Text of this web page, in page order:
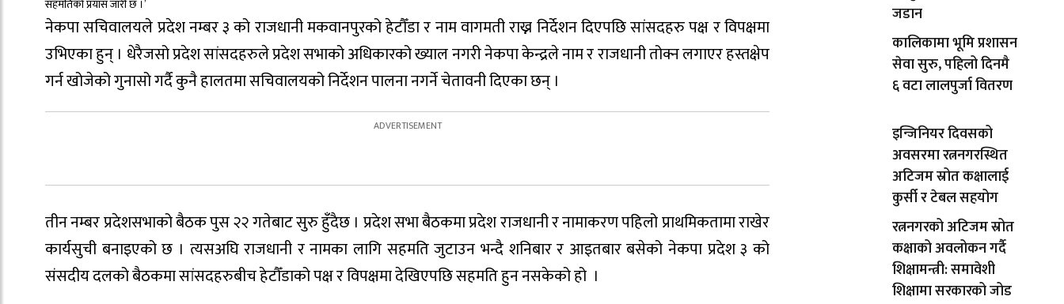
सहमतिको प्रयास जारी छ ।’
नेकपा सचिवालयले प्रदेश नम्बर ३ को राजधानी मकवानपुरको हेटौँडा र नाम वागमती राख्न निर्देशन दिएपछि सांसदहरु पक्ष र विपक्षमा
उभिएका हुन् । धेरैजसो प्रदेश सांसदहरुले प्रदेश सभाको अधिकारको ख्याल नगरी नेकपा केन्द्रले नाम र राजधानी तोक्न लगाएर हस्तक्षेप
गर्न खोजेको गुनासो गर्दै कुनै हालतमा सचिवालयको निर्देशन पालना नगर्ने चेतावनी दिएका छन् ।
तीन नम्बर प्रदेशसभाको बैठक पुस २२ गतेबाट सुरु हुँदैछ । प्रदेश सभा बैठकमा प्रदेश राजधानी र नामाकरण पहिलो प्राथमिकतामा राखेर
कार्यसुची बनाइएको छ । त्यसअघि राजधानी र नामका लागि सहमति जुटाउन भन्दै शनिबार र आइतबार बसेको नेकपा प्रदेश ३ को
संसदीय दलको बैठकमा सांसदहरुबीच हेटौँडाको पक्ष र विपक्षमा देखिएपछि सहमति हुन नसकेको हो ।
जडान
कालिकामा भूमि प्रशासन
सेवा सुरु, पहिलो दिनमै
६ वटा लालपुर्जा वितरण
इन्जिनियर दिवसको
अवसरमा रत्ननगरस्थित
अटिजम स्रोत कक्षालाई
कुर्सी र टेबल सहयोग
रत्ननगरको अटिजम स्रोत
कक्षाको अवलोकन गर्दै
शिक्षामन्त्री: समावेशी
शिक्षामा सरकारको जोड